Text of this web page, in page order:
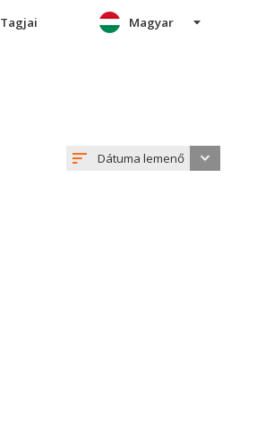
Tagjai Magyar
Dátuma lemenő